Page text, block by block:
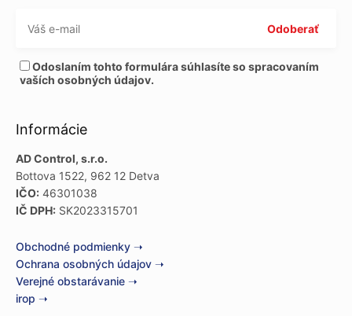
Odoslaním tohto formulára súhlasíte so spracovaním
vaších osobných údajov.
Informácie
AD Control, s.r.o.
Bottova 1522, 962 12 Detva
IČO: 46301038
IČ DPH: SK2023315701
Obchodné podmienky ➝
Ochrana osobných údajov ➝
Verejné obstarávanie ➝
irop ➝